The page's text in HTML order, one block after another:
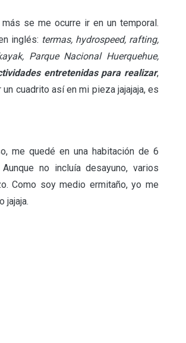
se me ocurre ir en un temporal.
inglés: termas, hydrospeed, rafting,
Parque Nacional Huerquehue,
entretenidas para realizar,
cuadrito así en mi pieza jajajaja, es
me quedé en una habitación de 6
no incluía desayuno, varios
Como soy medio ermitaño, yo me
jajaja.